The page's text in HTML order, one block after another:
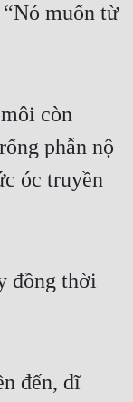
muốn từ
còn
phẫn nộ
óc truyền
đồng thời
đến, dĩ